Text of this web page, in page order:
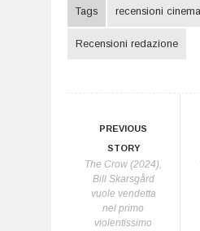
Tags recensioni cinema
Recensioni redazione
PREVIOUS
STORY
The Crow (2024),
Bill Skarsgård
vuole vendetta
nel primo
violentissimo